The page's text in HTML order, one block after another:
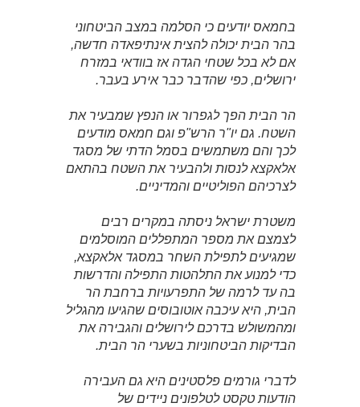
בחמאס יודעים כי הסלמה במצב הביטחוני
בהר הבית יכולה להצית אינתיפאדה חדשה,
אם לא בכל שטחי הגדה אז בוודאי במזרח
ירושלים, כפי שהדבר כבר אירע בעבר.
הר הבית הפך לגפרור או הנפץ שמבעיר את
השטח. גם יו"ר הרש"פ וגם חמאס מודעים
לכך והם משתמשים בסמל הדתי של מסגד
אלאקצא לנסות ולהבעיר את השטח בהתאם
לצרכיהם הפוליטיים והמדיניים.
משטרת ישראל ניסתה במקרים רבים
לצמצם את מספר המתפללים המוסלמים
שמגיעים לתפילת השחר במסגד אלאקצא,
כדי למנוע את התלהטות התפילה והדרשות
בה עד לרמה של התפרעויות ברחבת הר
הבית, היא עיכבה אוטובוסים שהגיעו מהגליל
ומהמשולש בדרכם לירושלים והגבירה את
הבדיקות הביטחוניות בשערי הר הבית.
לדברי גורמים פלסטינים היא גם העבירה
הודעות טקסט לטלפונים ניידים של